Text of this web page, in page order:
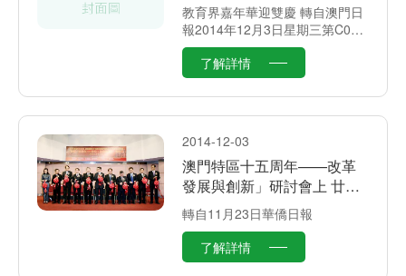
教育界嘉年華迎雙慶 轉自澳門日
報2014年12月3日星期三第C04
版：澳聞
了解詳情
2014-12-03
澳門特區十五周年——改革
發展與創新」研討會上 廿公
僕團體代表學者各抒己見
轉自11月23日華僑日報
了解詳情